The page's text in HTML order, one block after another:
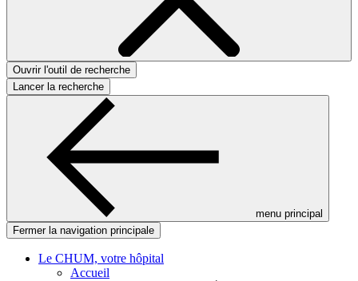
Ouvrir l'outil de recherche
Lancer la recherche
menu principal
Fermer la navigation principale
Le CHUM, votre hôpital
Accueil